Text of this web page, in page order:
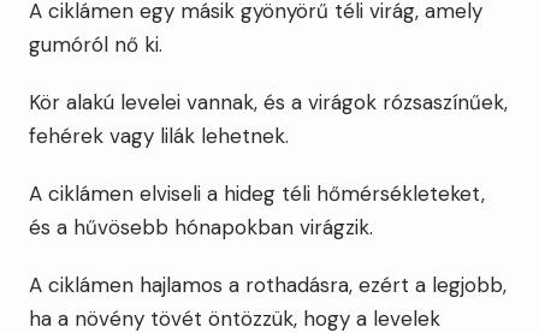
A ciklámen egy másik gyönyörű téli virág, amely
gumóról nő ki.
Kör alakú levelei vannak, és a virágok rózsaszínűek,
fehérek vagy lilák lehetnek.
A ciklámen elviseli a hideg téli hőmérsékleteket,
és a hűvösebb hónapokban virágzik.
A ciklámen hajlamos a rothadásra, ezért a legjobb,
ha a növény tövét öntözzük, hogy a levelek